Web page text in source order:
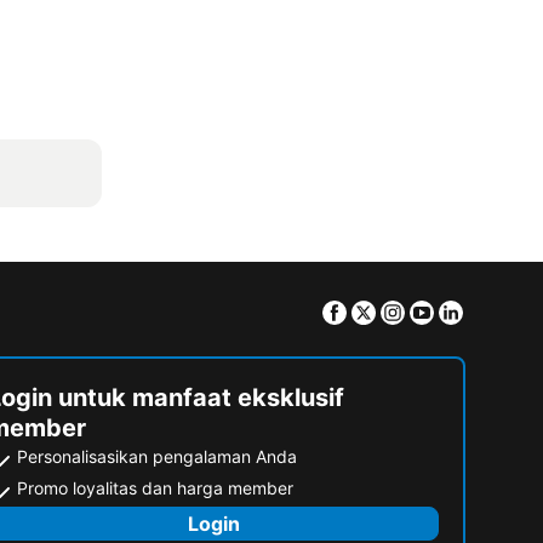
Facebook
TwitterInstagram
Youtube
untuk manfaat eksklusif
Personalisasikan pengalaman Anda
Promo loyalitas dan harga member
Login